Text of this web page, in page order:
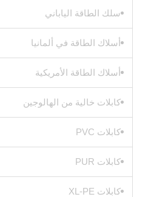
سلك الطاقة الياباني
أسلاك الطاقة في ألمانيا
أسلاك الطاقة الأمريكية
كابلات خالية من الهالوجين
كابلات PVC
كابلات PUR
كابلات XL-PE